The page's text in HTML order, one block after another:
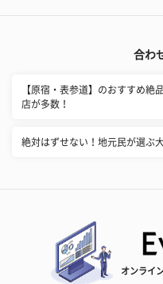
合わ
【原宿・表参道】のおすすめ絶
店が多数！
絶対はずせない！地元民が選ぶ
オンライ